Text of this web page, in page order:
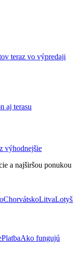
teraz vo výpredaji
aj terasu
výhodnejšie
a najširšou ponukou
ChorvátskoLitva
PlatbaAko fungujú